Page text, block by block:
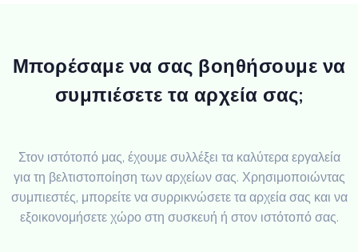
Μπορέσαμε να σας βοηθήσουμε να
συμπιέσετε τα αρχεία σας;
Στον ιστότοπό μας, έχουμε συλλέξει τα καλύτερα εργαλεία
για τη βελτιστοποίηση των αρχείων σας. Χρησιμοποιώντας
συμπιεστές, μπορείτε να συρρικνώσετε τα αρχεία σας και να
εξοικονομήσετε χώρο στη συσκευή ή στον ιστότοπό σας.